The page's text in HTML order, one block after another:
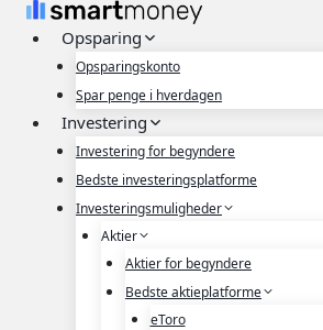
Fortsæt
Opsparing
Opsparingskonto
Spar penge i hverdagen
Investering
Investering for begyndere
Bedste investeringsplatforme
Investeringsmuligheder
Aktier
Aktier for begyndere
Bedste aktieplatforme
eToro